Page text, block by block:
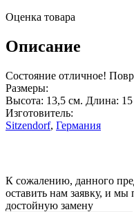
Оценка товара
Описание
Состояние отличное!
Размеры:
Высота: 13,5 см. Длина:
Изготовитель:
Sitzendorf, Германия
К сожалению, данного
оставить нам заявку, и мы
достойную замену